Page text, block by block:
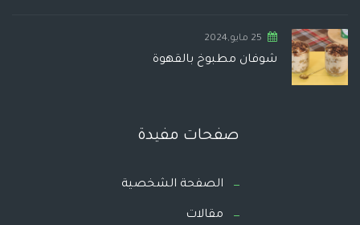
25 مايو,2024
شوفان مطبوخ بالقهوة
صفحات مفيدة
الصفحة الشخصية
مقالات